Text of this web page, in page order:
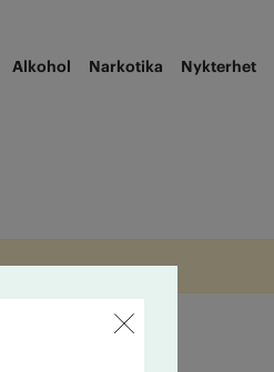
Alkohol Narkotika Nykterhet